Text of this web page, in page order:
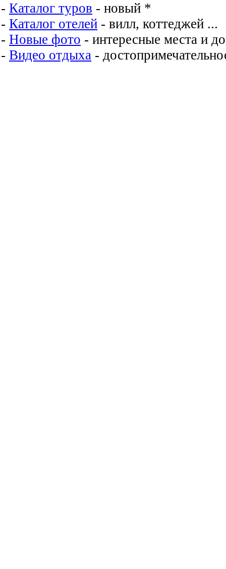
- Каталог туров - новый *
- Каталог отелей - вилл, коттеджей ...
- Новые фото - интересные места и
- Видео отдыха -